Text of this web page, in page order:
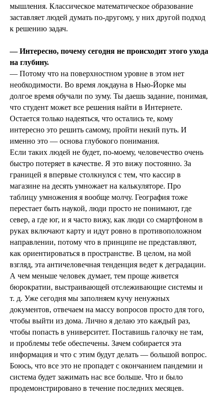
мышления. Классическое математическое образование
заставляет людей думать по-другому, у них другой подход
к решению задач.
— Интересно, почему сегодня не происходит этого ухода
на глубину.
— Потому что на поверхностном уровне в этом нет
необходимости. Во время локдауна в Нью-Йорке мы
долгое время обучали по зуму. Ты даешь задание, понимая,
что студент может все решения найти в Интернете.
Остается только надеяться, что остались те, кому
интересно это решить самому, пройти некий путь. И
именно это — основа глубокого понимания.
Если таких людей не будет, по-моему, человечество очень
быстро потеряет в качестве. Я это вижу постоянно. За
границей я впервые столкнулся с тем, что кассир в
магазине на десять умножает на калькуляторе. Про
таблицу умножения я вообще молчу. География тоже
перестает быть наукой, люди просто не понимают, где
север, а где юг, и я часто вижу, как люди со смартфоном в
руках включают карту и идут ровно в противоположном
направлении, потому что в принципе не представляют,
как ориентироваться в пространстве. В целом, на мой
взгляд, эта античеловечная тенденция ведет к деградации.
А чем меньше человек думает, тем проще живется
бюрократии, выстраивающей отслеживающие системы и
т. д. Уже сегодня мы заполняем кучу ненужных
документов, отвечаем на массу вопросов просто для того,
чтобы выйти из дома. Лично я делаю это каждый раз,
чтобы попасть в университет. Поставишь галочку не там,
и проблемы тебе обеспечены. Зачем собирается эта
информация и что с этим будут делать — большой вопрос.
Боюсь, что все это не пропадет с окончанием пандемии и
система будет зажимать нас все больше. Что и было
продемонстрировано в течение последних месяцев.